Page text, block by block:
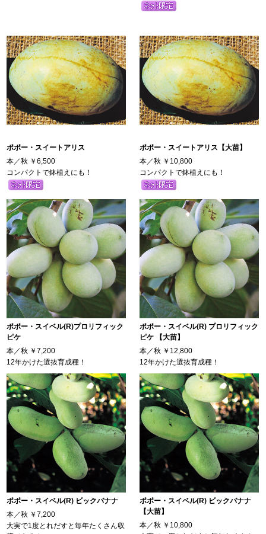
ポポー・スイートアリス
本／秋 ￥6,500
コンパクトで鉢植えにも！
ポポー・スイートアリス【大苗】
本／秋 ￥10,800
コンパクトで鉢植えにも！
ポポー・スイベル(R)プロリフィック
ピケ
本／秋 ￥7,200
12年かけた選抜育成種！
ポポー・スイベル(R) プロリフィック
ピケ 【大苗】
本／秋 ￥12,800
12年かけた選抜育成種！
ポポー・スイベル(R) ビックバナナ
本／秋 ￥7,200
大実で1度とれだすと毎年たくさん収
ポポー・スイベル(R) ビックバナナ
【大苗】
本／秋 ￥10,800